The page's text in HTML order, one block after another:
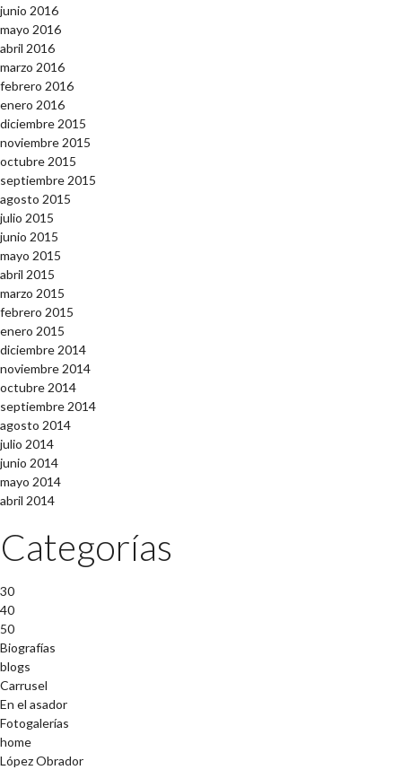
junio 2016
mayo 2016
abril 2016
marzo 2016
febrero 2016
enero 2016
diciembre 2015
noviembre 2015
octubre 2015
septiembre 2015
agosto 2015
julio 2015
junio 2015
mayo 2015
abril 2015
marzo 2015
febrero 2015
enero 2015
diciembre 2014
noviembre 2014
octubre 2014
septiembre 2014
agosto 2014
julio 2014
junio 2014
mayo 2014
abril 2014
Categorías
30
40
50
Biografías
blogs
Carrusel
En el asador
Fotogalerías
home
López Obrador